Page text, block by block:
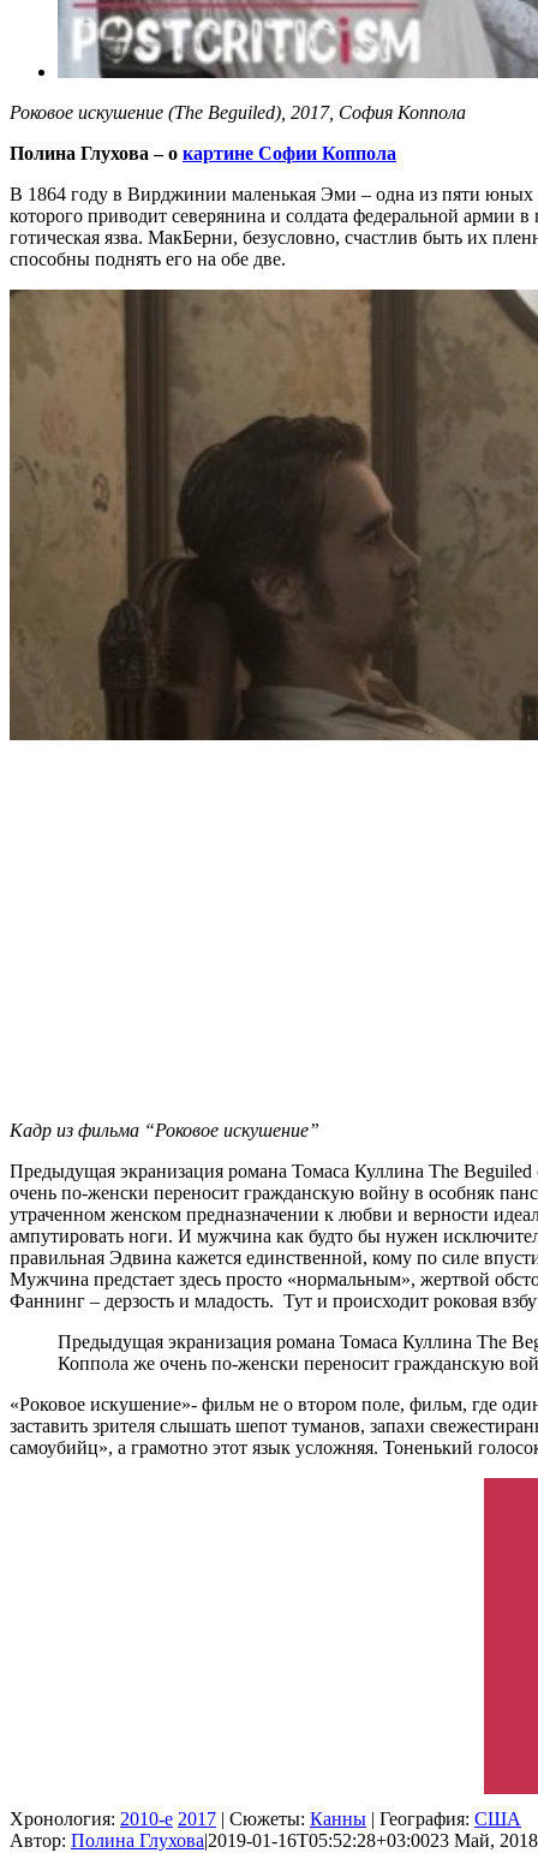
Роковое искушение (The Beguiled), 2017, София Коппола
Полина Глухова – о картине Софии Коппола
В 1864 году в Вирджинии маленькая Эми – одна из пяти
которого приводит северянина и солдата федеральной
готическая язва. МакБерни, безусловно, счастлив быть их
способны поднять его на обе две.
Кадр из фильма “Роковое искушение”
Предыдущая экранизация романа Томаса Куллина The
очень по-женски переносит гражданскую войну в особняк
утраченном женском предназначении к любви и верности
ампутировать ноги. И мужчина как будто бы нужен
правильная Эдвина кажется единственной, кому по силе
Мужчина предстает здесь просто «нормальным», жертвой
Фаннинг – дерзость и младость. Тут и происходит роковая
Предыдущая экранизация романа Томаса Куллина The
Коппола же очень по-женски переносит гражданскую
«Роковое искушение»- фильм не о втором поле, фильм, где
заставить зрителя слышать шепот туманов, запахи
самоубийц», а грамотно этот язык усложняя. Тоненький
Хронология: 2010-е 2017 | Сюжеты: Канны | География: США
Автор: Полина Глухова|2019-01-16T05:52:28+03:0023 Май,